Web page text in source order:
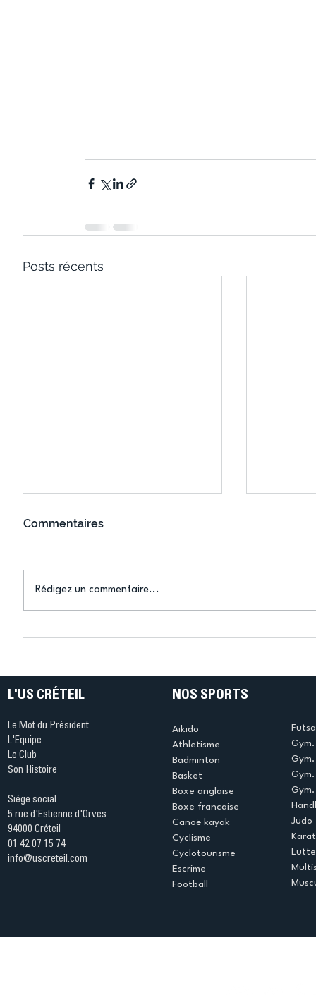
Posts récents
Commentaires
Rédigez un commentaire...
L'US CRÉTEIL
Le Mot du Président
L'Equipe
Le Club
Son Histoire
Siège social
5 rue d'Estienne d'Orves
94000 Créteil
01 42 07 15 74
info@uscreteil.com
NOS SPORTS
Aikido
Athletisme
Badminton
Basket
Boxe anglaise
Boxe francaise
Canoë kayak
Cyclisme
Cyclotourisme
Escrime
Football
Judo
Lutte